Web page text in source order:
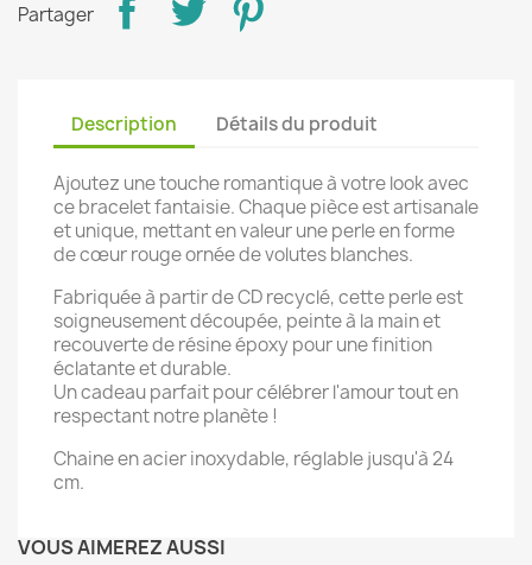
Partager
Description Détails du produit
Ajoutez une touche romantique à votre look avec
ce bracelet fantaisie. Chaque pièce est artisanale
et unique, mettant en valeur une perle en forme
de cœur rouge ornée de volutes blanches.
Fabriquée à partir de CD recyclé, cette perle est
soigneusement découpée, peinte à la main et
recouverte de résine époxy pour une finition
éclatante et durable.
Un cadeau parfait pour célébrer l'amour tout en
respectant notre planète !
Chaine en acier inoxydable, réglable jusqu'à 24
cm.
VOUS AIMEREZ AUSSI